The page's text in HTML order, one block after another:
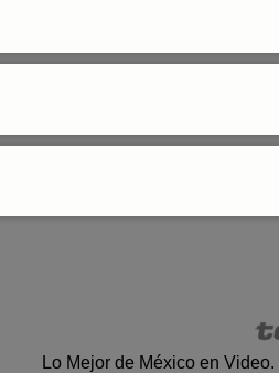
Lo Mejor de México en